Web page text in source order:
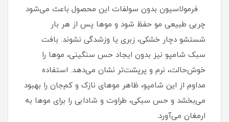
فرمولاسیون بدون سولفات این محصول باعث می‌شود
چربی طبیعی مو حفظ شود و موها پس از هر بار
شستشو دچار خشکی، زبری یا وزشدگی نشوند. بافت
سبک شامپو نیز بدون ایجاد حس سنگینی، موها را
خوش‌حالت، نرم و پرپشت‌تر نشان می‌دهد. استفاده
مداوم از این شامپو، ظاهر موهای نازک و کم‌جان را بهبود
می‌بخشد و حس سبکی، طراوت و شادابی را برای موها به
ارمغان می‌آورد.